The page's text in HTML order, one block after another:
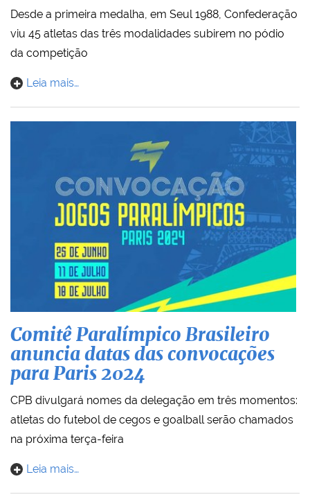
Desde a primeira medalha, em Seul 1988, Confederação
viu 45 atletas das três modalidades subirem no pódio
da competição
Leia mais…
Comitê Paralímpico Brasileiro
anuncia datas das convocações
para Paris 2024
CPB divulgará nomes da delegação em três momentos:
atletas do futebol de cegos e goalball serão chamados
na próxima terça-feira
Leia mais…